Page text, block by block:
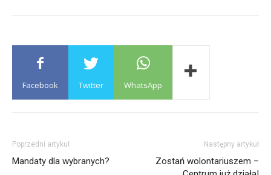
Facebook Twitter WhatsApp
Poprzedni artykuł
Mandaty dla wybranych?
Następny artykuł
Zostań wolontariuszem –